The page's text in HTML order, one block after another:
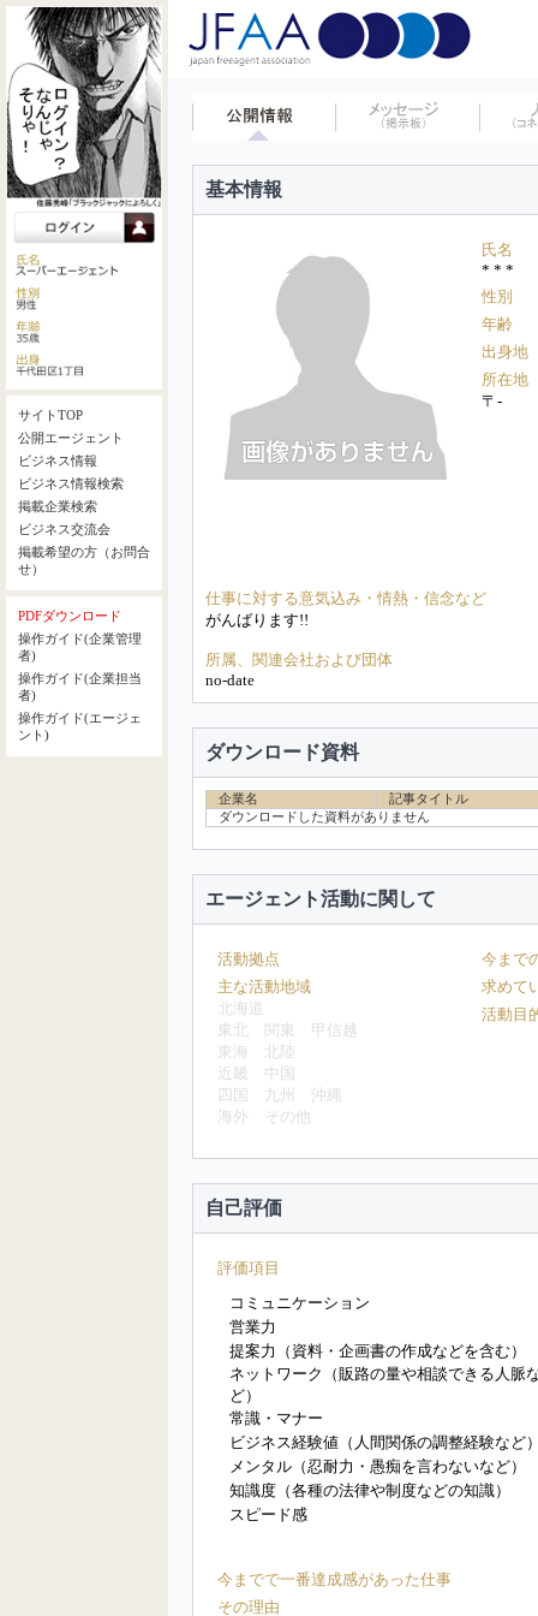
サイトTOP
公開エージェント
ビジネス情報
ビジネス情報検索
掲載企業検索
ビジネス交流会
掲載希望の方（お問合
せ）
PDFダウンロード
操作ガイド(企業管理
者)
操作ガイド(企業担当
者)
操作ガイド(エージェ
ント)
基本情報
氏名
* * *
性別
年齢
出身地
所在地
〒-
仕事に対する意気込み・情熱・信念など
がんばります!!
所属、関連会社および団体
no-date
ダウンロード資料
企業名
記事タイトル
ダウンロードした資料がありません
エージェント活動に関して
活動拠点
主な活動地域
北海道
東北
関東
甲信越
東海
北陸
近畿
中国
四国
九州
沖縄
海外
その他
今まで
求めて
活動目
自己評価
評価項目
コミュニケーション
営業力
提案力（資料・企画書の作成などを含む）
ネットワーク（販路の量や相談できる人脈
ど）
常識・マナー
ビジネス経験値（人間関係の調整経験など
メンタル（忍耐力・愚痴を言わないなど）
知識度（各種の法律や制度などの知識）
スピード感
今までで一番達成感があった仕事
その理由